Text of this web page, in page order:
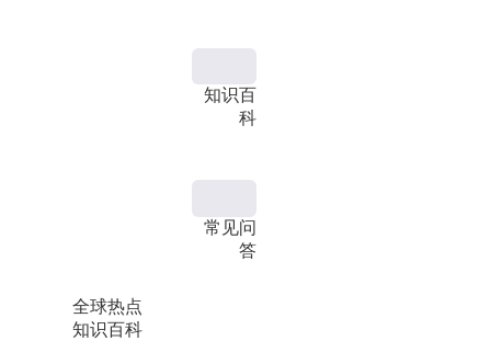
全球热点
知识百科
知识百
科
常见问
答